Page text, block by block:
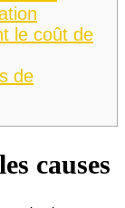
le coût de
de
causes